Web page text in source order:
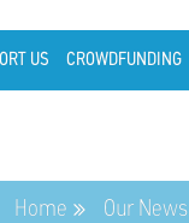
US CROWDFUNDING
Home Our News